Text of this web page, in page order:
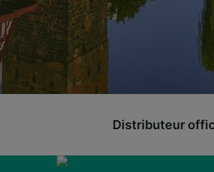
Distributeur